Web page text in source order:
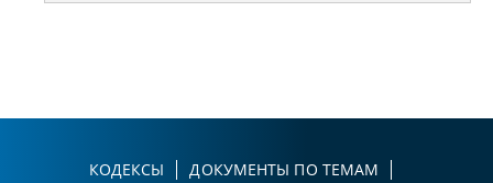
КОДЕКСЫ
ДОКУМЕНТЫ ПО ТЕМАМ